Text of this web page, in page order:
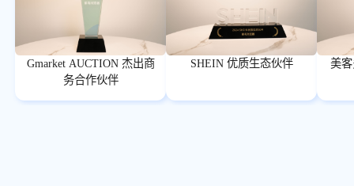
Gmarket AUCTION 杰出商
务合作伙伴
SHEIN 优质生态伙伴 美